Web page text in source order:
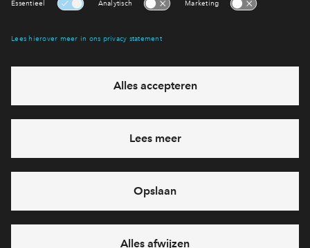
712 29 10
6 dagen per week beschikbaar (behalve tijdens
feestdagen)
vandaag van 09:00 - 18:00 uur
via chat en telefoon
Cookies
Over BPD